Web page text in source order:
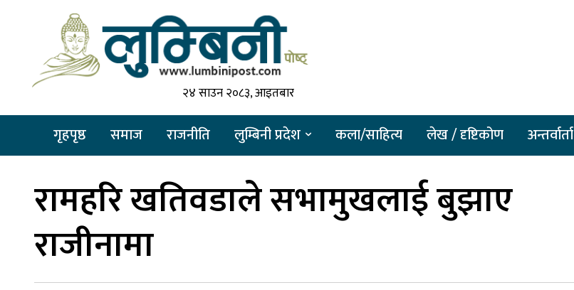
२४ साउन २०८३, आइतबार
गृहपृष्ठ समाज राजनीति लुम्बिनी प्रदेश कला/साहित्य लेख / दृष्टिकोण अन्तर्वार्ता
रामहरि खतिवडाले सभामुखलाई बुझाए
राजीनामा